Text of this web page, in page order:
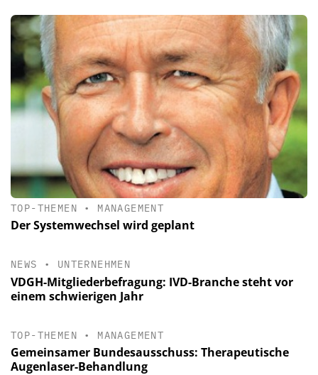
TOP-THEMEN • MANAGEMENT
Der Systemwechsel wird geplant
NEWS • UNTERNEHMEN
VDGH-Mitgliederbefragung: IVD-Branche steht vor
einem schwierigen Jahr
TOP-THEMEN • MANAGEMENT
Gemeinsamer Bundesausschuss: Therapeutische
Augenlaser-Behandlung